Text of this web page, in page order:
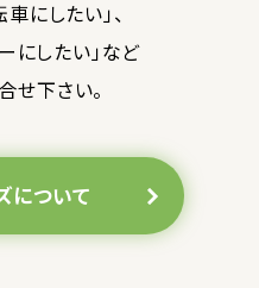
にしたい」、
にしたい」など
せ下さい。
について